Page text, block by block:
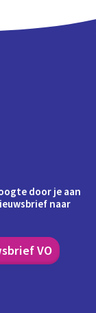
door je aan
naar
VO